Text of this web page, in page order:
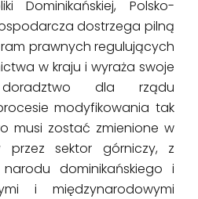
Dominikańskiej, Polsko-
dostrzega pilną
prawnych regulujących
w kraju i wyraża swoje
dla rządu
modyfikowania tak
musi zostać zmienione w
przez sektor górniczy, z
dominikańskiego i
i międzynarodowymi